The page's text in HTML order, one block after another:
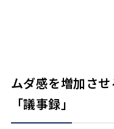
ムダ感を増加さ
「議事録」